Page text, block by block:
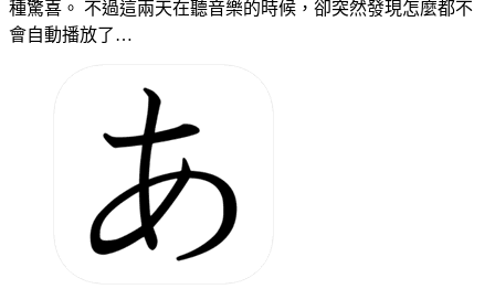
種驚喜。 不過這兩天在聽音樂的時候，卻突然發現怎麼都不
會自動播放了…